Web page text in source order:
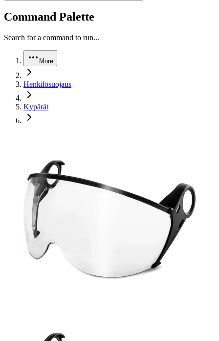
Command Palette
Search for a command to run...
More
Henkilösuojaus
Kypärät